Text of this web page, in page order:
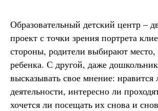
Образовательный детский центр –
проект с точки зрения портрета
стороны, родители выбирают место,
ребенка. С другой, даже
высказывать свое мнение: нравится
деятельности, интересно ли
хочется ли посещать их снова и